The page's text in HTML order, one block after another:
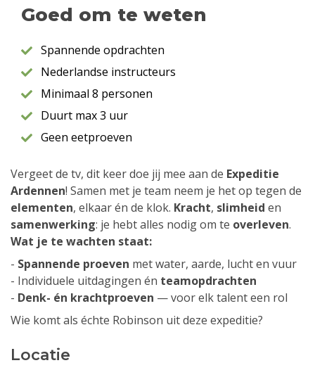
Goed om te weten
Spannende opdrachten
Nederlandse instructeurs
Minimaal 8 personen
Duurt max 3 uur
Geen eetproeven
Vergeet de tv, dit keer doe jij mee aan de Expeditie
Ardennen! Samen met je team neem je het op tegen de
elementen, elkaar én de klok. Kracht, slimheid en
samenwerking: je hebt alles nodig om te overleven.
Wat je te wachten staat:
- Spannende proeven met water, aarde, lucht en vuur
- Individuele uitdagingen én teamopdrachten
- Denk- én krachtproeven — voor elk talent een rol
Wie komt als échte Robinson uit deze expeditie?
Locatie